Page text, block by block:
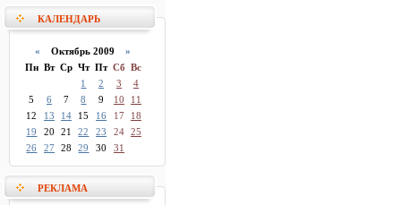
КАЛЕНДАРЬ
« Октябрь 2009»
Пн Вт Ср Чт Пт Сб Вс
1
2 3
4
5
6 7 8 9 10
11
12
13 14 15 16 17
18
19
20 21 22 23 24 25
26
27 28 29 30 31
РЕКЛАМА